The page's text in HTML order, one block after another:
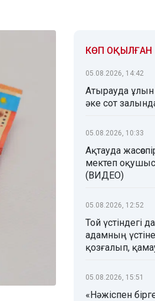
КӨП ОҚЫЛҒАН
05.08.2026, 14:42
Атырауда
әке сот
05.08.2026, 10:33
Ақтауда
мектеп
(ВИДЕО)
05.08.2026, 12:52
Той үстіндегі
адамның
қозғалып,
05.08.2026, 15:51
«Нәжіспен